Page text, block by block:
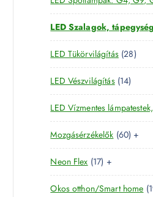
é
kr
m
é
k
t
e
r
m
é
k
LED Szalagok,
LED Tükörvilágítás 282
8
e
r
m
é
k
LED Vészvilágítás 141
4
t
e
r
m
k
LED Vízmentes
Mozgásérzékelők 606
0
e
r
+
Neon Flex 171
7
t
+
Okos otthon/Smart home